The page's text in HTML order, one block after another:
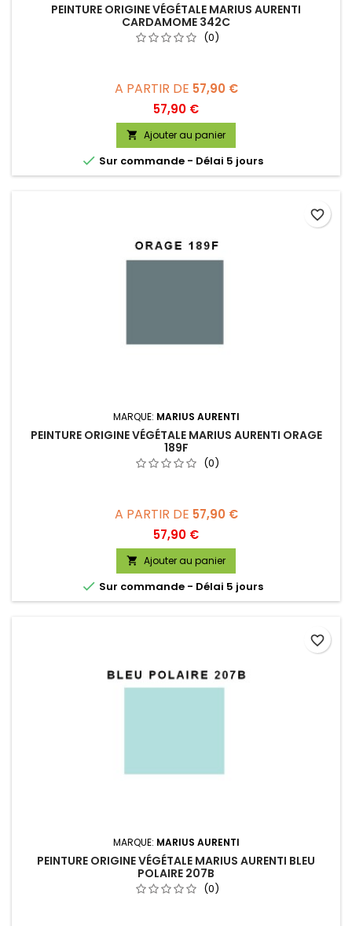
PEINTURE ORIGINE VÉGÉTALE MARIUS AURENTI
CARDAMOME 342C
(0)
A PARTIR DE 57,90 €
Prix
57,90 €
 Ajouter au panier
 Sur commande - Délai 5 jours
MARQUE: MARIUS AURENTI
PEINTURE ORIGINE VÉGÉTALE MARIUS AURENTI ORAGE
189F
(0)
A PARTIR DE 57,90 €
Prix
57,90 €
 Ajouter au panier
 Sur commande - Délai 5 jours
favorite_border
MARQUE: MARIUS AURENTI
PEINTURE ORIGINE VÉGÉTALE MARIUS AURENTI BLEU
POLAIRE 207B
(0)
favorite_border